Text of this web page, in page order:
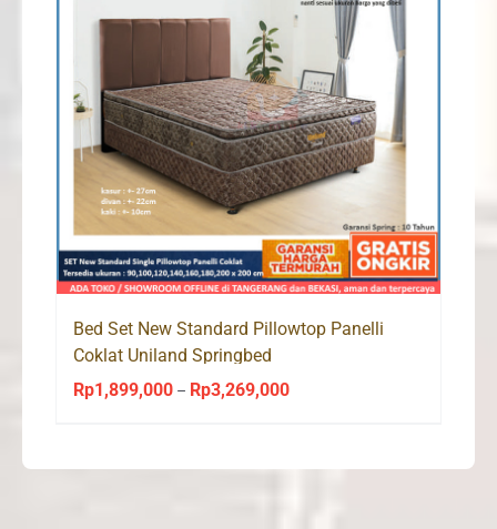
Bed Set New Standard Pillowtop Panelli
Coklat Uniland Springbed
Rp1,899,000 – Rp3,269,000Price